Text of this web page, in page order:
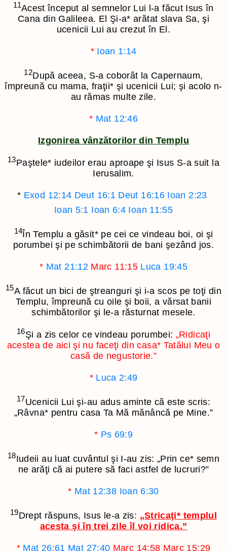
11Acest început al semnelor Lui l-a făcut Isus în
Cana din Galileea. El Şi-a* arătat slava Sa, şi
ucenicii Lui au crezut în El.
* Ioan 1:14
12După aceea, S-a coborât la Capernaum,
împreună cu mama, fraţii* şi ucenicii Lui; şi acolo n-
au rămas multe zile.
* Mat 12:46
Izgonirea vânzătorilor din Templu
13Paştele* iudeilor erau aproape şi Isus S-a suit la
Ierusalim.
* Exod 12:14 Deut 16:1 Deut 16:16 Ioan 2:23
Ioan 5:1 Ioan 6:4 Ioan 11:55
14În Templu a găsit*pe cei ce vindeau boi, oi şi
porumbei şi pe schimbătorii de bani şezând jos.
* Mat 21:12 Marc 11:15 Luca 19:45
15A făcut un bici de ştreanguri şi i-a scos pe toţi din
Templu, împreună cu oile şi boii, a vărsat banii
schimbătorilor şi le-a răsturnat mesele.
16Şi a zis celor ce vindeau porumbei: „Ridicaţi
acestea de aici şi nu faceţi din casa* Tatălui Meu o
casă de negustorie.”
* Luca 2:49
17Ucenicii Lui şi-au adus aminte că este scris:
„Râvna* pentru casa Ta Mă mănâncă pe Mine.”
* Ps 69:9
18Iudeii au luat cuvântul şi I-au zis: „Prin ce* semn
ne arăţi că ai putere să faci astfel de lucruri?”
* Mat 12:38 Ioan 6:30
19Drept răspuns, Isus le-a zis: „Stricaţi* templul
acesta şi în trei zile îl voi ridica.”
* Mat 26:61 Mat 27:40 Marc 14:58 Marc 15:29